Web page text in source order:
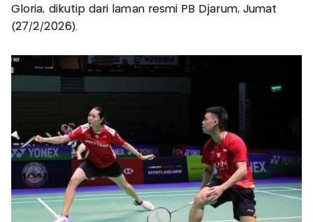
Gloria, dikutip dari laman resmi PB Djarum, Jumat
(27/2/2026).